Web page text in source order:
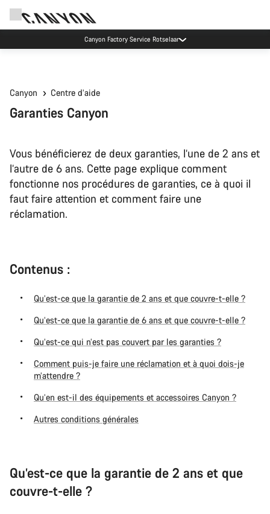
Canyon Factory Service Rotselaar
Canyon Centre d’aide
Garanties Canyon
Vous bénéficierez de deux garanties, l’une de 2 ans et
l’autre de 6 ans. Cette page explique comment
fonctionne nos procédures de garanties, ce à quoi il
faut faire attention et comment faire une
réclamation.
Contenus :
Qu’est-ce que la garantie de 2 ans et que couvre-t-elle ?
Qu’est-ce que la garantie de 6 ans et que couvre-t-elle ?
Qu’est-ce qui n’est pas couvert par les garanties ?
Comment puis-je faire une réclamation et à quoi dois-je
m’attendre ?
Qu’en est-il des équipements et accessoires Canyon ?
Autres conditions générales
Qu’est-ce que la garantie de 2 ans et que
couvre-t-elle ?